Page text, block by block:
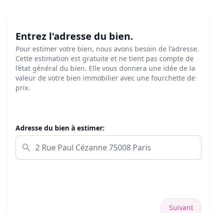
Entrez l'adresse du bien.
Pour estimer votre bien, nous avons besoin de l'adresse.
Cette estimation est gratuite et ne tient pas compte de
l’état général du bien. Elle vous donnera une idée de la
valeur de votre bien immobilier avec une fourchette de
prix.
Adresse du bien à estimer:
Suivant